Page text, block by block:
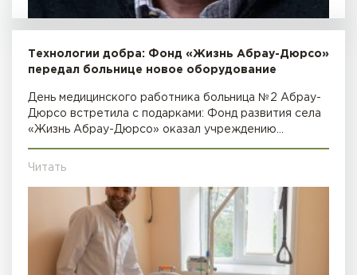
Технологии добра: Фонд «Жизнь Абрау-Дюрсо»
передал больнице новое оборудование
День медицинского работника больница №2 Абрау-
Дюрсо встретила с подарками: Фонд развития села
«Жизнь Абрау-Дюрсо» оказал учреждению…
Читать